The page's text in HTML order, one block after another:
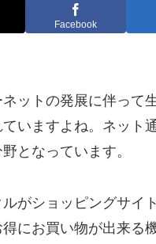
Facebook
ットの発展に伴って
ていますよね。ネッ
となっています。
がショッピングサイ
にお買い物が出来る